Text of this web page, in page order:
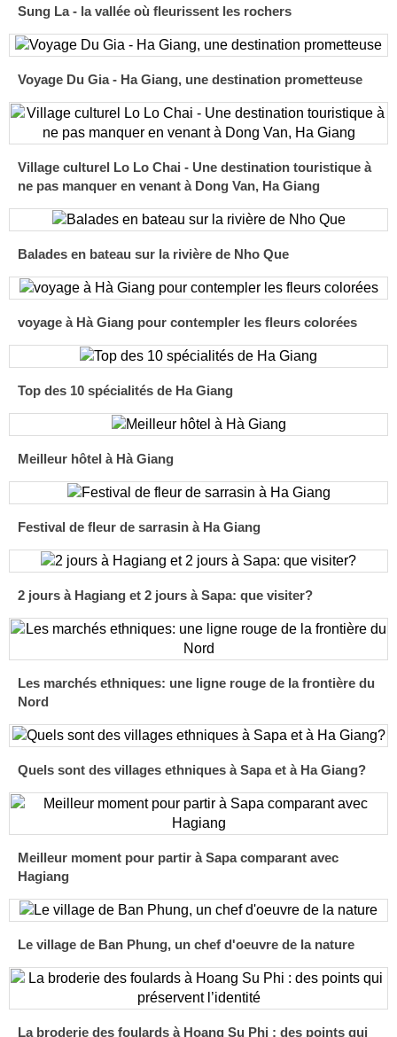
Sung La - la vallée où fleurissent les rochers
Voyage Du Gia - Ha Giang, une destination prometteuse
Village culturel Lo Lo Chai - Une destination touristique à
ne pas manquer en venant à Dong Van, Ha Giang
Balades en bateau sur la rivière de Nho Que
voyage à Hà Giang pour contempler les fleurs colorées
Top des 10 spécialités de Ha Giang
Meilleur hôtel à Hà Giang
Festival de fleur de sarrasin à Ha Giang
2 jours à Hagiang et 2 jours à Sapa: que visiter?
Les marchés ethniques: une ligne rouge de la frontière du
Nord
Quels sont des villages ethniques à Sapa et à Ha Giang?
Meilleur moment pour partir à Sapa comparant avec
Hagiang
Le village de Ban Phung, un chef d'oeuvre de la nature
La broderie des foulards à Hoang Su Phi : des points qui